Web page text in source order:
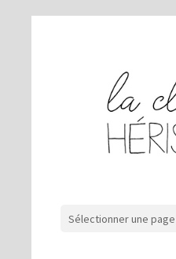
Sélectionner une page